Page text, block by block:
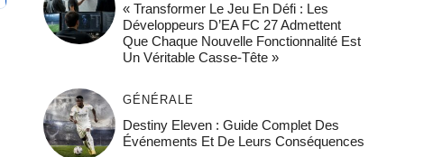
« Transformer Le Jeu En Défi : Les
Développeurs D’EA FC 27 Admettent
Que Chaque Nouvelle Fonctionnalité Est
Un Véritable Casse-Tête »
GÉNÉRALE
Destiny Eleven : Guide Complet Des
Événements Et De Leurs Conséquences